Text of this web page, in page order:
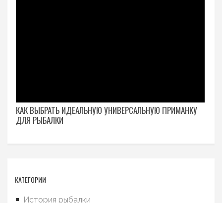
КАК ВЫБРАТЬ ИДЕАЛЬНУЮ УНИВЕРСАЛЬНУЮ ПРИМАНКУ
ДЛЯ РЫБАЛКИ
КАТЕГОРИИ
История рыбалки